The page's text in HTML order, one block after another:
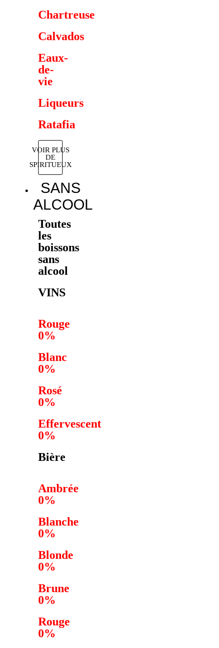
Chartreuse
Calvados
Eaux-
de-
vie
Liqueurs
Ratafia
VOIR PLUS
DE
SPIRITUEUX
SANS
ALCOOL
Toutes
les
boissons
sans
alcool
VINS
Rouge
0%
Blanc
0%
Rosé
0%
Effervescent
0%
Bière
Ambrée
0%
Blanche
0%
Blonde
0%
Brune
0%
Rouge
0%